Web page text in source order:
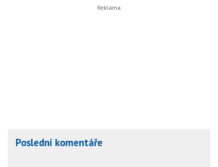
Poslední komentáře